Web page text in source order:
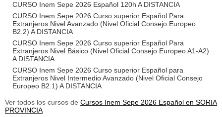
CURSO Inem Sepe 2026 Español 120h A DISTANCIA
CURSO Inem Sepe 2026 Curso superior Español Para
Extranjeros Nivel Avanzado (Nivel Oficial Consejo Europeo
B2.2) A DISTANCIA
CURSO Inem Sepe 2026 Curso superior Español Para
Extranjeros Nivel Básico (Nivel Oficial Consejo Europeo A1-A2)
A DISTANCIA
CURSO Inem Sepe 2026 Curso superior Español para
Extranjeros Nivel Intermedio Avanzado (Nivel Oficial Consejo
Europeo B2.1) A DISTANCIA
Ver todos los cursos de Cursos Inem Sepe 2026 Español en SORIA
PROVINCIA